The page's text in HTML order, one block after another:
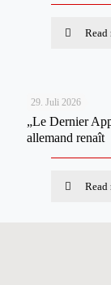
Read
29. Juli 2026
„Le Dernier
allemand renaît
Read